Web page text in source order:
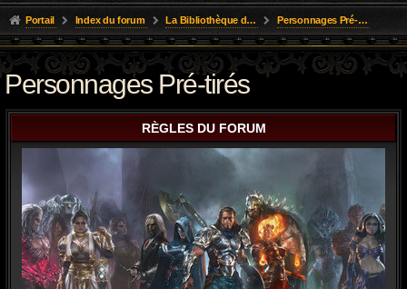
Portail Index du forum La Bibliothèque de l'Aube Personnages Pré-tirés
Personnages Pré-tirés
RÈGLES DU FORUM